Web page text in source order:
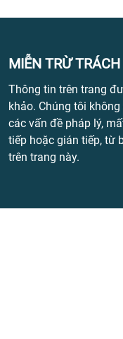
MIỄN TRỪ
Thông tin trên trang
khảo. Chúng tôi
các vấn đề pháp lý,
tiếp hoặc gián tiếp, từ
trên trang này.